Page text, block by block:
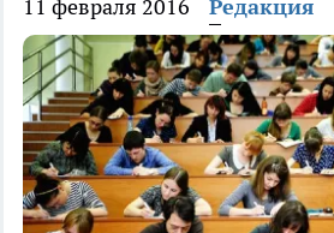
11 февраля 2016 Редакция